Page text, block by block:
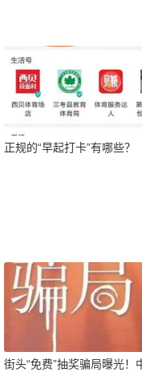
正规的“早起打卡”有哪些？
街头“免费”抽奖骗局曝光！